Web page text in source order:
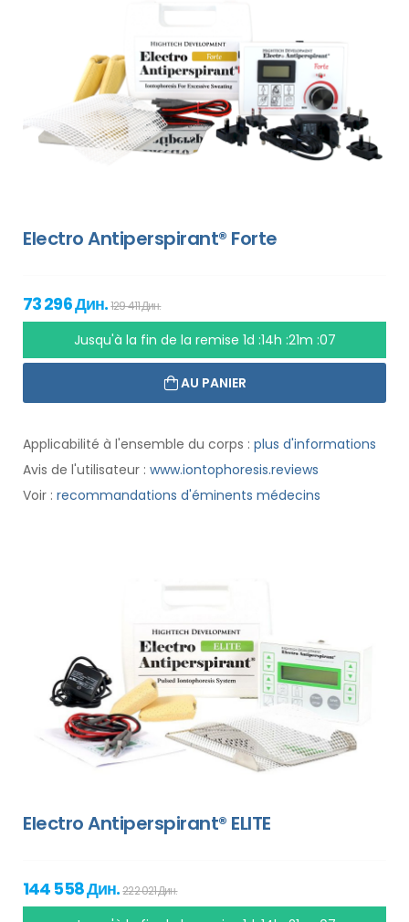
Electro Antiperspirant® Forte
73 296 Дин.129 411 Дин.
Jusqu'à la fin de la remise 1d :14h :21m :07
AU PANIER
Applicabilité à l'ensemble du corps : plus d'informations
Avis de l'utilisateur : www.iontophoresis.reviews
Voir : recommandations d'éminents médecins
Electro Antiperspirant® ELITE
144 558 Дин.222 021 Дин.